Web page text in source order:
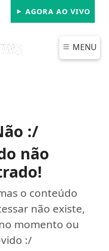
AGORA AO VIVO
MENU
:/
não
o conteúdo
não existe,
momento ou
:/